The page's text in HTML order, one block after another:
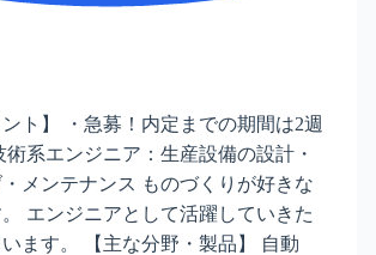
ント】 ・急募！内定までの期間は2週
術系エンジニア：生産設備の設計・
メンテナンス ものづくりが好きな
エンジニアとして活躍していきた
ます。 【主な分野・製品】 自動